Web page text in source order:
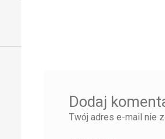
Dodaj
Twój adres e-mail nie